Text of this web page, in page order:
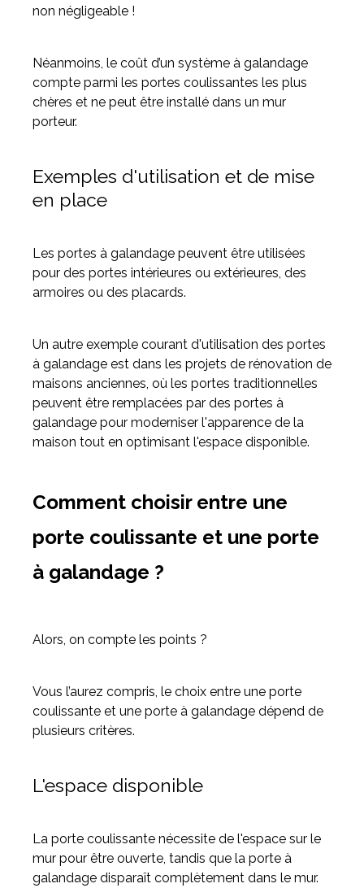
non négligeable !
Néanmoins, le coût d’un système à galandage
compte parmi les portes coulissantes les plus
chères et ne peut être installé dans un mur
porteur.
Exemples d'utilisation et de mise
en place
Les portes à galandage peuvent être utilisées
pour des portes intérieures ou extérieures, des
armoires ou des placards.
Un autre exemple courant d'utilisation des portes
à galandage est dans les projets de rénovation de
maisons anciennes, où les portes traditionnelles
peuvent être remplacées par des portes à
galandage pour moderniser l'apparence de la
maison tout en optimisant l'espace disponible.
Comment choisir entre une
porte coulissante et une porte
à galandage ?
Alors, on compte les points ?
Vous l’aurez compris, le choix entre une porte
coulissante et une porte à galandage dépend de
plusieurs critères.
L'espace disponible
La porte coulissante nécessite de l'espace sur le
mur pour être ouverte, tandis que la porte à
galandage disparaît complètement dans le mur.